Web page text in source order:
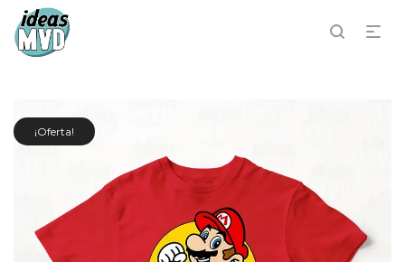
¡Oferta!